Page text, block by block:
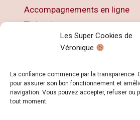
Les Super Cookies de
Véronique
La confiance commence par la transparence.
pour assurer son bon fonctionnement et
navigation. Vous pouvez accepter, refuser ou
tout moment.
Accompagnements en ligne
Thérapies
Contact